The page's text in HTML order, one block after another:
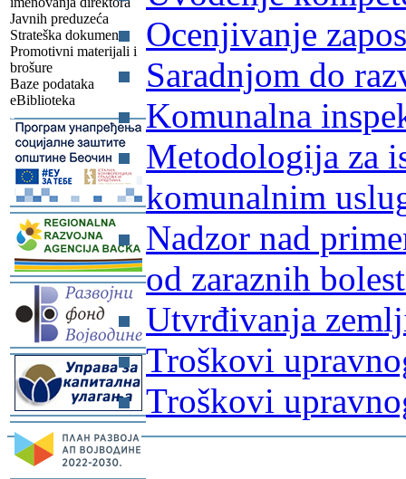
Javnih preduzeća
Strateška dokumenta
Promotivni materijali i
brošure
Baze podataka
eBiblioteka
-
-
-
-
-
Ocenjivanje
Saradnjom do
Komunalna
Metodologija za
komunalnim
Nadzor nad
od zaraznih
Utvrđivanja
Troškovi
Troškovi